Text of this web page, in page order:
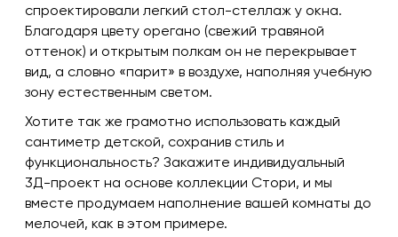
спроектировали легкий стол-стеллаж у окна.
Благодаря цвету орегано (свежий травяной
оттенок) и открытым полкам он не перекрывает
вид, а словно «парит» в воздухе, наполняя учебную
зону естественным светом.
Хотите так же грамотно использовать каждый
сантиметр детской, сохранив стиль и
функциональность? Закажите индивидуальный
3Д-проект на основе коллекции Стори, и мы
вместе продумаем наполнение вашей комнаты до
мелочей, как в этом примере.